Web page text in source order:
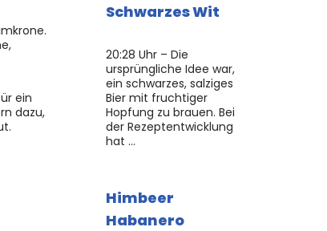
ein
dazu,
Schwarzes Wit
20:28 Uhr – Die
ursprüngliche Idee war,
ein schwarzes, salziges
Bier mit fruchtiger
Hopfung zu brauen. Bei
der Rezeptentwicklung
hat …
Himbeer
Habanero